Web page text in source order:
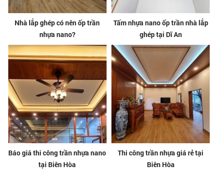
Nhà lắp ghép có nên ốp trần
nhựa nano?
Tấm nhựa nano ốp trần nhà lắp
ghép tại Dĩ An
Báo giá thi công trần nhựa nano
tại Biên Hòa
Thi công trần nhựa giá rẻ tại
Biên Hòa